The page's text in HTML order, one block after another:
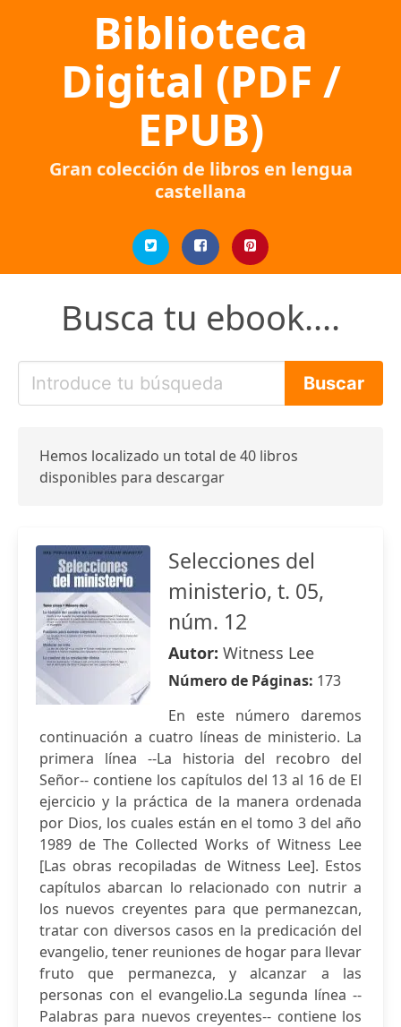
Biblioteca
Digital (PDF /
EPUB)
Gran colección de libros en lengua
castellana
Busca tu ebook....
Hemos localizado un total de 40 libros
disponibles para descargar
Selecciones del
ministerio, t. 05,
núm. 12
Autor: Witness Lee
Número de Páginas: 173
En este número daremos
continuación a cuatro líneas de ministerio. La
primera línea --La historia del recobro del
Señor-- contiene los capítulos del 13 al 16 de El
ejercicio y la práctica de la manera ordenada
por Dios, los cuales están en el tomo 3 del año
1989 de The Collected Works of Witness Lee
[Las obras recopiladas de Witness Lee]. Estos
capítulos abarcan lo relacionado con nutrir a
los nuevos creyentes para que permanezcan,
tratar con diversos casos en la predicación del
evangelio, tener reuniones de hogar para llevar
fruto que permanezca, y alcanzar a las
personas con el evangelio.La segunda línea --
Palabras para nuevos creyentes-- contiene los